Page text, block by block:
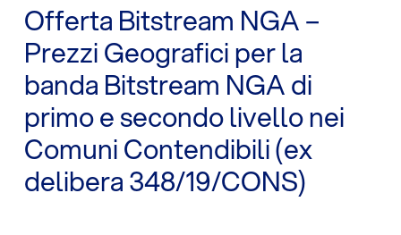
Offerta Bitstream NGA –
Prezzi Geografici per la
banda Bitstream NGA di
primo e secondo livello nei
Comuni Contendibili (ex
delibera 348/19/CONS)